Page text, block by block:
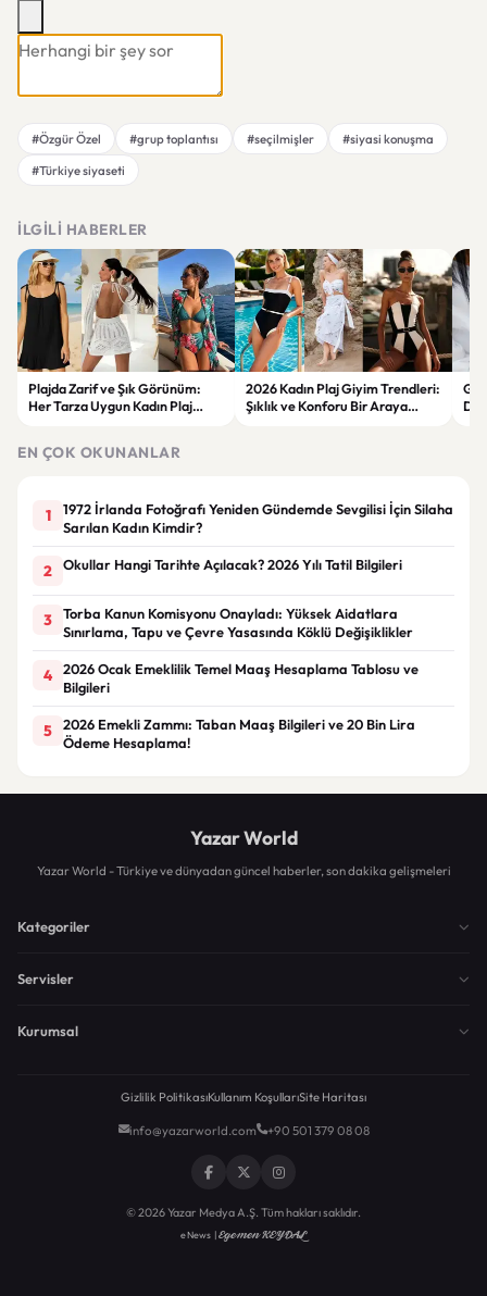
#Özgür Özel #grup toplantısı #seçilmişler
#siyasi konuşma
#Türkiye siyaseti
İLGILI HABERLER
Plajda Zarif ve Şık Görünüm:
Her Tarza Uygun Kadın Plaj
2026 Kadın Plaj Giyim Trendleri:
Şıklık ve Konforu Bir Araya
EN ÇOK OKUNANLAR
1
1972 İrlanda Fotoğrafı Yeniden Gündemde Sevgilisi İçin Silaha
Sarılan Kadın Kimdir?
2 Okullar Hangi Tarihte Açılacak? 2026 Yılı Tatil Bilgileri
3
Torba Kanun Komisyonu Onayladı: Yüksek Aidatlara
Sınırlama, Tapu ve Çevre Yasasında Köklü Değişiklikler
4
2026 Ocak Emeklilik Temel Maaş Hesaplama Tablosu ve
Bilgileri
5
2026 Emekli Zammı: Taban Maaş Bilgileri ve 20 Bin Lira
Ödeme Hesaplama!
Yazar World
Yazar World - Türkiye ve dünyadan güncel haberler, son dakika gelişmeleri
Kategoriler
Servisler
Kurumsal
Gizlilik PolitikasıKullanım KoşullarıSite Haritası
info@yazarworld.com +90 501 379 08 08
© 2026 Yazar Medya A.Ş. Tüm hakları saklıdır.
eNews |Egemen KEYDAL